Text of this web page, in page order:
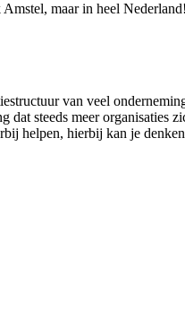
maar in heel
van veel
steeds meer
helpen, hierbij kan je